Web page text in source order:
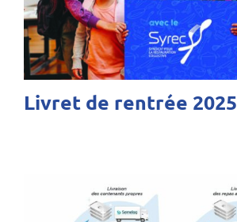
Livret de rentrée 2025